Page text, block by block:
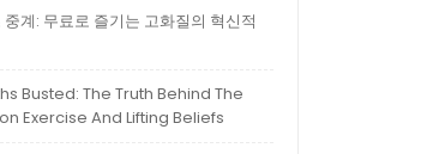
계: 무료로 즐기는 고화질의 혁신적
Busted: The Truth Behind The
Exercise And Lifting Beliefs